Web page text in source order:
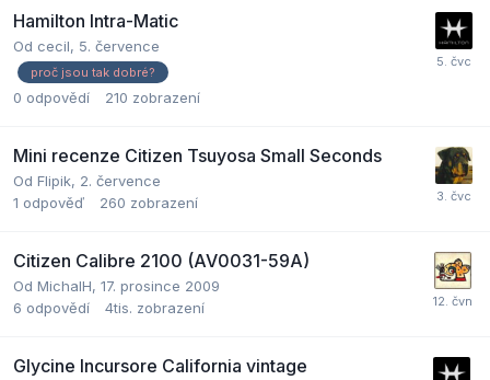
Hamilton Intra-Matic
Od cecil, 5. července
proč jsou tak dobré?
0 odpovědí 210 zobrazení
Mini recenze Citizen Tsuyosa Small Seconds
Od Flipik, 2. července
1 odpověď 260 zobrazení
Citizen Calibre 2100 (AV0031-59A)
Od MichalH, 17. prosince 2009
6 odpovědí 4tis. zobrazení
Glycine Incursore California vintage